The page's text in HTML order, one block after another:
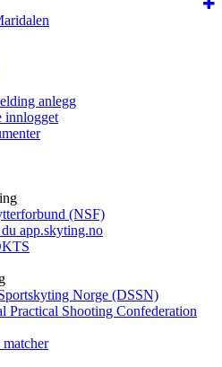
anlegg
innlogget
(NSF)
app.skyting.no
Norge (DSSN)
Practical Shooting Confederation